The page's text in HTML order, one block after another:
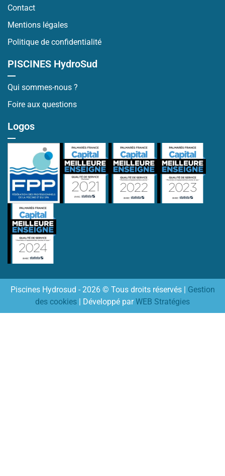
Contact
Mentions légales
Politique de confidentialité
PISCINES HydroSud
Qui sommes-nous ?
Foire aux questions
Logos
Piscines Hydrosud - 2026 © Tous droits réservés | Gestion
des cookies | Développé parWEB Stratégies